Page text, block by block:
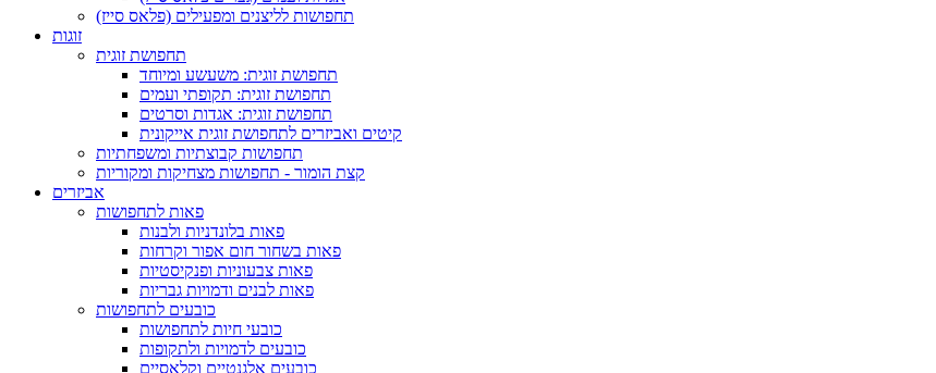
תחפושות לליצנים ומפעילים (פלאס סייז)
זוגות
תחפושת זוגית
תחפושת זוגית: משעשע ומיוחד
תחפושת זוגית: תקופתי ועמים
תחפושת זוגית: אגדות וסרטים
קיטים ואביזרים לתחפושת זוגית אייקונית
תחפושות קבוצתיות ומשפחתיות
קצת הומור - תחפושות מצחיקות ומקוריות
אביזרים
פאות לתחפושות
פאות בלונדניות ולבנות
פאות בשחור חום אפור וקרחות
פאות צבעוניות ופנקיסטיות
פאות לבנים ודמויות גבריות
כובעים לתחפושות
כובעי חיות לתחפושות
כובעים לדמויות ולתקופות
כובעים אלגנטיים וקלאסיים